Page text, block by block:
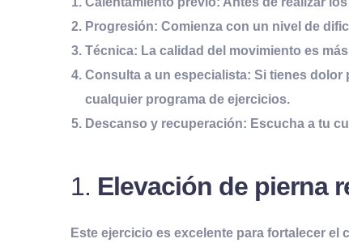
Progresión: Comienza con un nivel de
Técnica: La calidad del movimiento es
Consulta a un especialista: Si tienes dolor
cualquier programa de ejercicios.
Descanso y recuperación: Escucha a tu
1. Elevación de pierna
Este ejercicio es excelente para fortalecer